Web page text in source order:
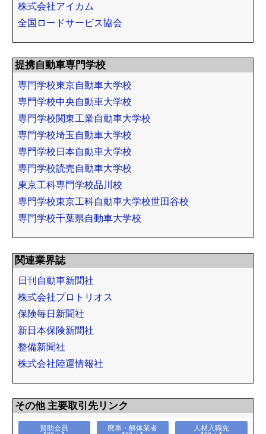
株式会社アイカム
全国ロードサービス協会
提携自動車専門学校
専門学校東京自動車大学校
専門学校中央自動車大学校
専門学校関東工業自動車大学校
専門学校埼玉自動車大学校
専門学校日本自動車大学校
専門学校読売自動車大学校
東京工科専門学校品川校
専門学校東京工科自動車大学校世田谷校
専門学校千葉県自動車大学校
関連業界誌
日刊自動車新聞社
株式会社プロトリオス
保険毎日新聞社
新日本保険新聞社
整備新聞社
株式会社陸運情報社
その他 主要取引先リンク
賛助会員
廃車・解体業者
人材入職先